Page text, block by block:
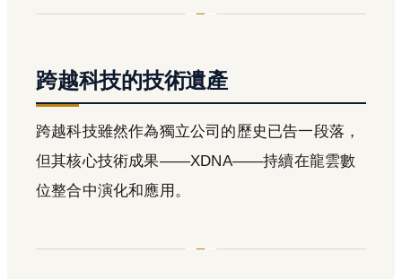
跨越科技的技術遺產
跨越科技雖然作為獨立公司的歷史已告一段落，
但其核心技術成果——XDNA——持續在龍雲數
位整合中演化和應用。